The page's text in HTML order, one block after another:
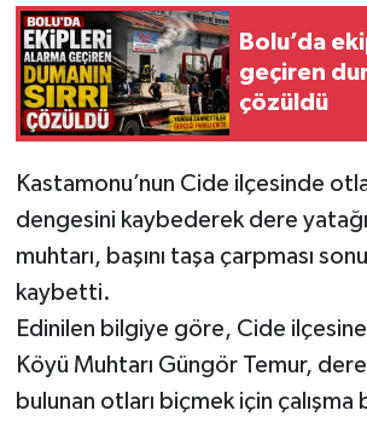
Bolu’da
geçiren
çözüldü
Kastamonu’nun Cide ilçesinde
dengesini kaybederek dere
muhtarı, başını taşa çarpması
kaybetti.
Edinilen bilgiye göre, Cide ilçesine
Köyü Muhtarı Güngör Temur, dere
bulunan otları biçmek için çalışma